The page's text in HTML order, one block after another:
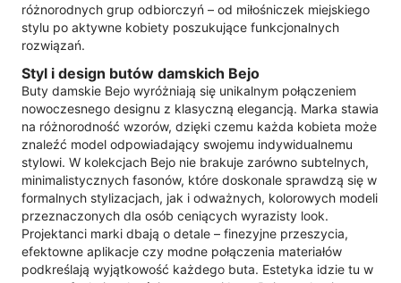
różnorodnych grup odbiorczyń – od miłośniczek miejskiego
stylu po aktywne kobiety poszukujące funkcjonalnych
rozwiązań.
Styl i design butów damskich Bejo
Buty damskie Bejo wyróżniają się unikalnym połączeniem
nowoczesnego designu z klasyczną elegancją. Marka stawia
na różnorodność wzorów, dzięki czemu każda kobieta może
znaleźć model odpowiadający swojemu indywidualnemu
stylowi. W kolekcjach Bejo nie brakuje zarówno subtelnych,
minimalistycznych fasonów, które doskonale sprawdzą się w
formalnych stylizacjach, jak i odważnych, kolorowych modeli
przeznaczonych dla osób ceniących wyrazisty look.
Projektanci marki dbają o detale – finezyjne przeszycia,
efektowne aplikacje czy modne połączenia materiałów
podkreślają wyjątkowość każdego buta. Estetyka idzie tu w